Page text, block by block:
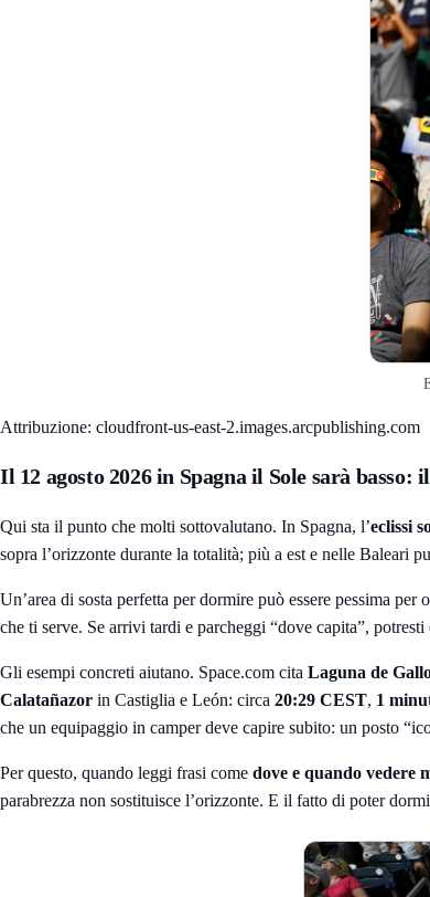
Attribuzione: cloudfront-us-east-2.images.arcpublishing.com
Il 12 agosto 2026 in Spagna il Sole sarà
Qui sta il punto che molti sottovalutano. In Spagna, l’eclissi
sopra l’orizzonte durante la totalità; più a est e nelle Baleari
Un’area di sosta perfetta per dormire può essere pessima
che ti serve. Se arrivi tardi e parcheggi “dove capita”,
Gli esempi concreti aiutano. Space.com cita Laguna de
Calatañazor in Castiglia e León: circa 20:29 CEST, 1
che un equipaggio in camper deve capire subito: un posto
Per questo, quando leggi frasi come dove e quando vedere
parabrezza non sostituisce l’orizzonte. E il fatto di poter